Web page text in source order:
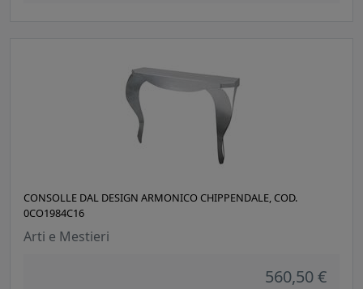
CONSOLLE DAL DESIGN ARMONICO CHIPPENDALE, COD.
0CO1984C16
Arti e Mestieri
560,50 €